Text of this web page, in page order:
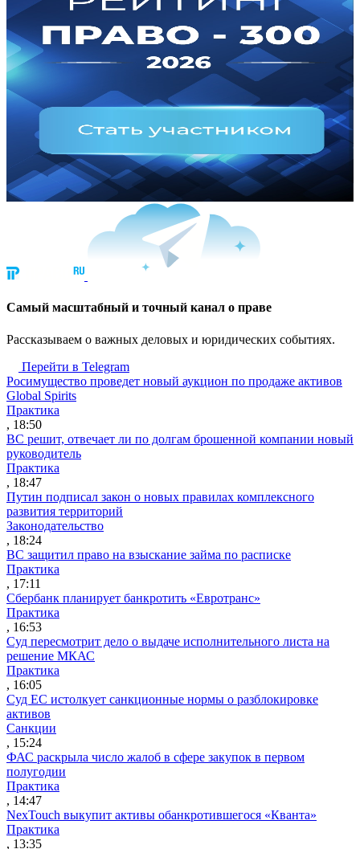
Cамый масштабный и точный канал о праве
Рассказываем о важных деловых и юридических событиях.
Перейти в Telegram
Росимущество проведет новый аукцион по продаже активов
Global Spirits
Практика
, 18:50
ВС решит, отвечает ли по долгам брошенной компании новый
руководитель
Практика
, 18:47
Путин подписал закон о новых правилах комплексного
развития территорий
Законодательство
, 18:24
ВС защитил право на взыскание займа по расписке
Практика
, 17:11
Сбербанк планирует банкротить «Евротранс»
Практика
, 16:53
Суд пересмотрит дело о выдаче исполнительного листа на
решение МКАС
Практика
, 16:05
Суд ЕС истолкует санкционные нормы о разблокировке
активов
Санкции
, 15:24
ФАС раскрыла число жалоб в сфере закупок в первом
полугодии
Практика
, 14:47
NexTouch выкупит активы обанкротившегося «Кванта»
Практика
, 13:35